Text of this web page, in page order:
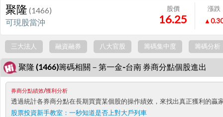
聚隆 (1466)
可現股當沖
股價
16.25
漲跌
三大法人 融資融券 八大官股 籌碼集中度 籌碼分析
聚隆 (1466)籌碼相關－第一金-台南 券商分點個股進出
券商分點績效/獲利分析
透過統計各券商分點在長期買賣某個股的操作績效，來找出真正獲利的
股票投資新手教室： 一秒知道是否上對大戶列車